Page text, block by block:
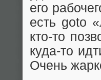
его
есть goto
кто-то
куда-то
Очень